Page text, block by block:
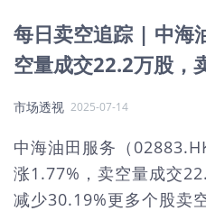
每日卖空追踪 | 中海
空量成交22.2万股，
市场透视 2025-07-14
中海油田服务（
涨1.77%，卖空量成交
减少30.19%更多个股卖